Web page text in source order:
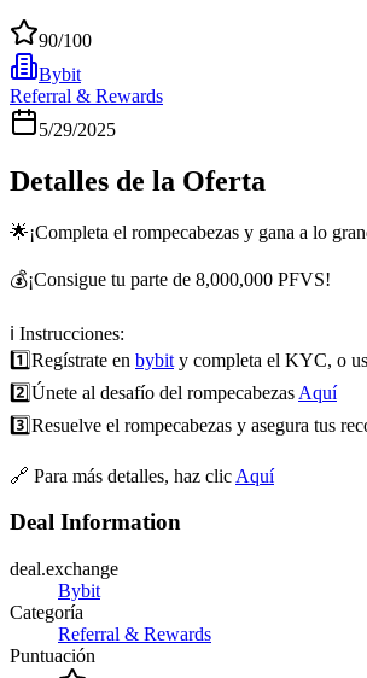
90/100
Bybit
Referral & Rewards
5/29/2025
Detalles de la Oferta
🌟¡Completa el rompecabezas y gana a lo
💰¡Consigue tu parte de 8,000,000 PFVS!
ℹ️ Instrucciones:
1️⃣Regístrate en bybit y completa el KYC, o
2️⃣Únete al desafío del rompecabezas Aquí
3️⃣Resuelve el rompecabezas y asegura tus
🔗 Para más detalles, haz clic Aquí
Deal Information
deal.exchange
Bybit
Categoría
Referral & Rewards
Puntuación